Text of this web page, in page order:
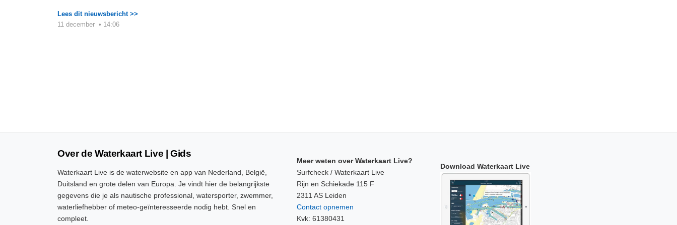
Lees dit nieuwsbericht >>
11 december • 14:06
Over de Waterkaart Live | Gids
Waterkaart Live is de waterwebsite en app van Nederland, België,
Duitsland en grote delen van Europa. Je vindt hier de belangrijkste
gegevens die je als nautische professional, watersporter, zwemmer,
waterliefhebber of meteo-geïnteresseerde nodig hebt. Snel en
compleet.
Meer weten over Waterkaart Live?
Surfcheck / Waterkaart Live
Rijn en Schiekade 115 F
2311 AS Leiden
Contact opnemen
Kvk: 61380431
Download Waterkaart Live